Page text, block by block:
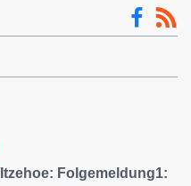
Folgemeldung1: